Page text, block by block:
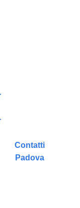
Contatti
Padova